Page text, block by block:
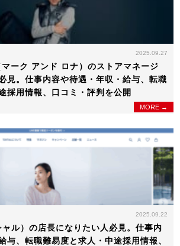
2025.09.27
ーク アンド ロナ）のストアマネージ
見。仕事内容や待遇・年収・給与、転職
採用情報、口コミ・評判を公開
MORE →
2025.09.22
ル）の店長になりたい人必見。仕事内
与、転職難易度と求人・中途採用情報、